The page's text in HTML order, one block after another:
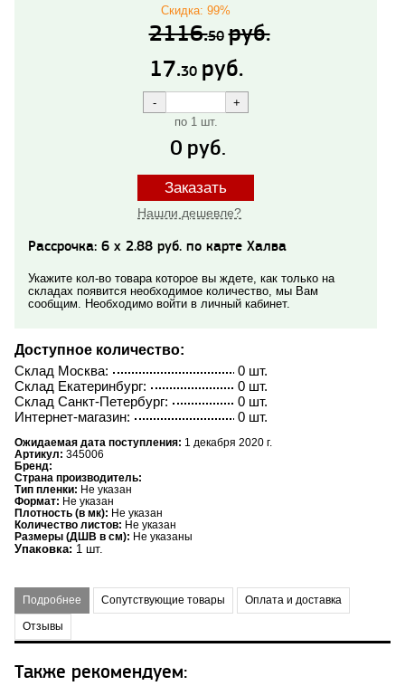
17.30 руб.
2116.50 руб.
Скидка: 99%
по 1 шт.
0 руб.
Заказать
Нашли дешевле?
Рассрочка: 6 x 2.88 руб. по карте Халва
Укажите кол-во товара которое вы ждете, как только на
складах появится необходимое количество, мы Вам
сообщим. Необходимо войти в личный кабинет.
Доступное количество:
0 шт.
Склад Москва:
0 шт.
Склад Екатеринбург:
0 шт.
Склад Санкт-Петербург:
0 шт.
Интернет-магазин:
Ожидаемая дата поступления: 1 декабря 2020 г.
Артикул: 345006
Бренд:
Страна производитель:
Тип пленки: Не указан
Формат: Не указан
Плотность (в мк): Не указан
Количество листов: Не указан
Размеры (ДШВ в см): Не указаны
Упаковка: 1 шт.
Подробнее Сопутствующие товары Оплата и доставка
Отзывы
Также рекомендуем: